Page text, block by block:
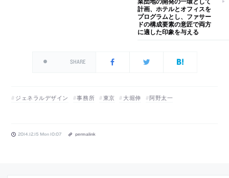
計画、ホテルとオフィスを
プログラムとし、ファサー
ドの構成要素の意匠で両方
に適した印象を与える
SHARE
ジェネラルデザイン 事務所 東京 大堀伸 阿野太一
2014.12.15 Mon 10:07 permalink